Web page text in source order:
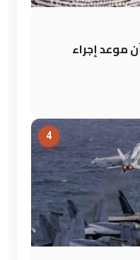
موعد إجراء
4